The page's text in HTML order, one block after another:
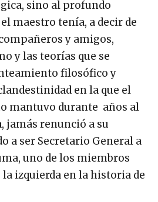
sino al profundo
maestro tenía, a decir de
y amigos,
y las teorías que se
filosófico y
en la que el
mantuvo durante años al
jamás renunció a su
a ser Secretario General a
uno de los miembros
la izquierda en la historia de